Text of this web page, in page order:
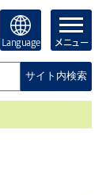
Language メニュー
サイト内検索